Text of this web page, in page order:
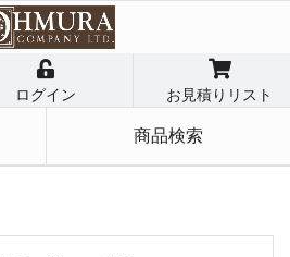
ログイン お見積りリスト
商品検索